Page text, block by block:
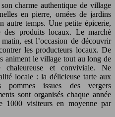
charme authentique de village
en pierre, ornées de jardins
autre temps. Une petite épicerie,
produits locaux. Le marché
est l’occasion de découvrir
les producteurs locaux. De
animent le village tout au long de
chaleureuse et conviviale. Ne
locale : la délicieuse tarte aux
pommes issues des vergers
sont organisés chaque année
1000 visiteurs en moyenne par